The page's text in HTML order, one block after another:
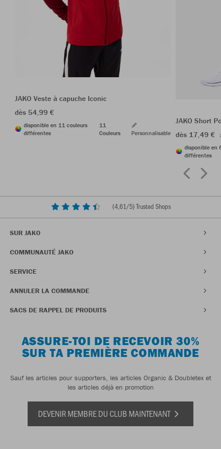
JAKO Veste à capuche Iconic
dès 54,99 €
disponible en 11 couleurs
différentes
11
Couleurs
Personnalisable
JAKO Short
dès 17,49 €
disponible en
différentes
(4,61/5) Trusted Shops
SUR JAKO
COMMUNAUTÉ JAKO
SERVICE
ANNULER LA COMMANDE
SACS DE RAPPEL DE PRODUITS
ASSURE-TOI DE RECEVOIR 30%
SUR TA PREMIÈRE COMMANDE
Sauf les articles pour supporters, les articles Organic & Doubletex et
les articles déjà en promotion
DEVENIR MEMBRE DU CLUB MAINTENANT